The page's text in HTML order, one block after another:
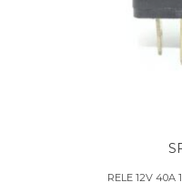
RELE 12V 40A